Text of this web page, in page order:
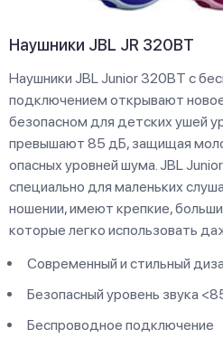
Наушники JBL JR 320BT
Наушники JBL Junior 320BT с
подключением открывают
безопасном для детских ушей
превышают 85 дБ, защищая
опасных уровней шума. JBL
специально для маленьких
ношении, имеют крепкие,
которые легко использовать
Современный и стильный
Безопасный уровень звука
Беспроводное подключение